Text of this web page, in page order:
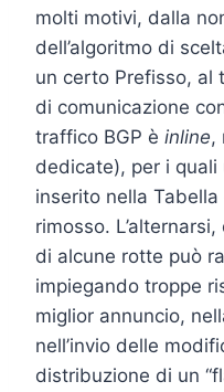
molti motivi, dalla
dell’algoritmo di
un certo Prefisso, al
di comunicazione
traffico BGP è inline,
dedicate), per i quali
inserito nella
rimosso. L’alternarsi,
di alcune rotte può
impiegando troppe
miglior annuncio,
nell’invio delle
distribuzione di un